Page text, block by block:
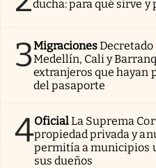
ducha: para qué sirve
3MigracionesDecretado
Medellín, Cali y
extranjeros que hayan
del pasaporte
4OficialLa Suprema
propiedad privada y
permitía a municipios
sus dueños